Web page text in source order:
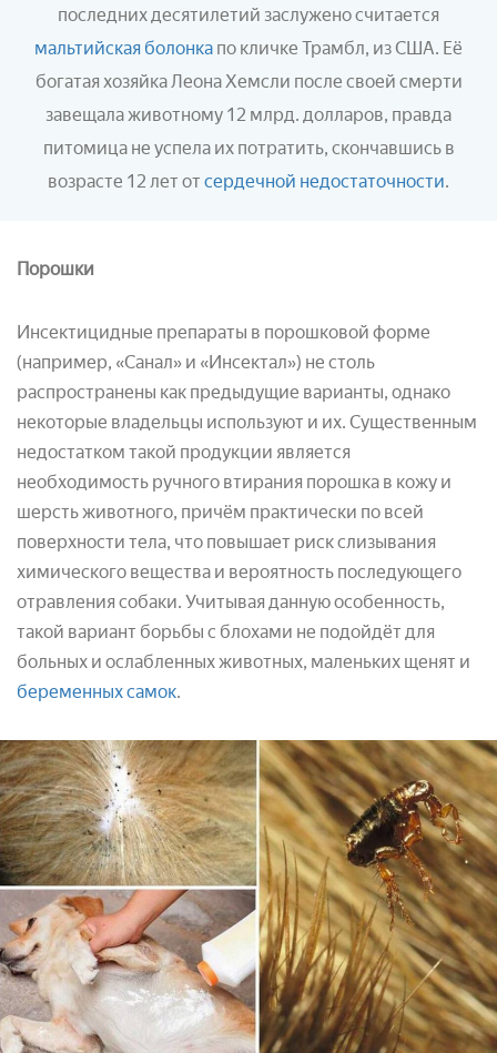
последних десятилетий заслужено считается
мальтийская болонка по кличке Трамбл, из США. Её
богатая хозяйка Леона Хемсли после своей смерти
завещала животному 12 млрд. долларов, правда
питомица не успела их потратить, скончавшись в
возрасте 12 лет от сердечной недостаточности.
Порошки
Инсектицидные препараты в порошковой форме
(например, «Санал» и «Инсектал») не столь
распространены как предыдущие варианты, однако
некоторые владельцы используют и их. Существенным
недостатком такой продукции является
необходимость ручного втирания порошка в кожу и
шерсть животного, причём практически по всей
поверхности тела, что повышает риск слизывания
химического вещества и вероятность последующего
отравления собаки. Учитывая данную особенность,
такой вариант борьбы с блохами не подойдёт для
больных и ослабленных животных, маленьких щенят и
беременных самок.